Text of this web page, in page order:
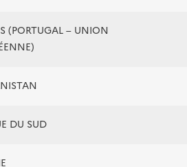
(PORTUGAL – UNION
DU SUD